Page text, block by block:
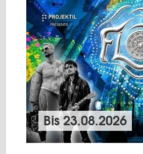
Bis23.08.2026